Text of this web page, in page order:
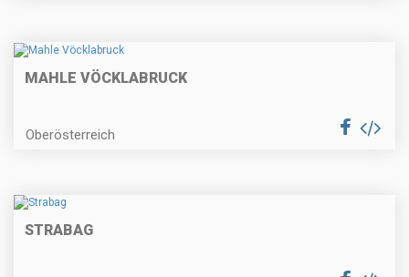
MAHLE VÖCKLABRUCK
Oberösterreich
STRABAG